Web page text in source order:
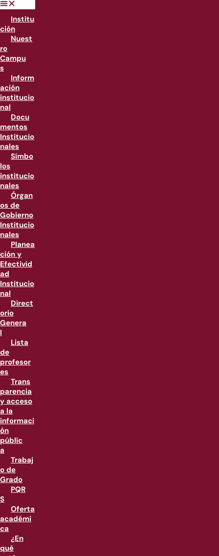
Institu
ción
Nuest
ro
Campu
s
Inform
ación
institucio
nal
Docu
mentos
Institucio
nales
Símbo
los
institucio
nales
Órgan
os de
Gobierno
Institucio
nales
Planea
ción y
Efectivid
ad
Institucio
nal
Direct
orio
Genera
l
Lista
de
profesor
es
Trans
parencia
y acceso
a la
informaci
ón
públic
a
Trabaj
o de
Grado
PQR
S
Oferta
académi
ca
¿En
qué